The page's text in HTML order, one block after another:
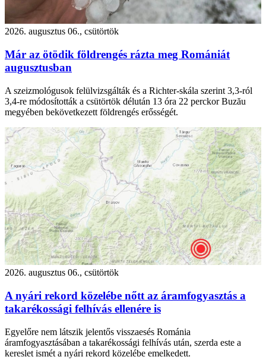
2026. augusztus 06., csütörtök
Már az ötödik földrengés rázta meg Romániát
augusztusban
A szeizmológusok felülvizsgálták és a Richter-skála szerint 3,3-ról
3,4-re módosították a csütörtök délután 13 óra 22 perckor Buzău
megyében bekövetkezett földrengés erősségét.
2026. augusztus 06., csütörtök
A nyári rekord közelébe nőtt az áramfogyasztás a
takarékossági felhívás ellenére is
Egyelőre nem látszik jelentős visszaesés Románia
áramfogyasztásában a takarékossági felhívás után, szerda este a
kereslet ismét a nyári rekord közelébe emelkedett.